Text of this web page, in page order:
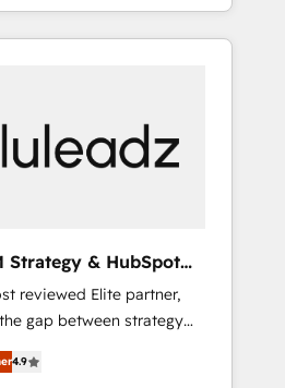
remove manual work. ➤
Monthly tune-ups,
for the work.
基盤に、AIエージェントを
部門が分立する組織で、デ
のサイロ化を、CRMを軸と
・自動化まで。全Hub統合
計、グループ横断のCRM統
グ業務の一部をAIが自律実
を設計・実装。Breeze・
Strategy & HubSpot
reviewed Elite partner,
gap between strategy
Operating System (GTM
4.9